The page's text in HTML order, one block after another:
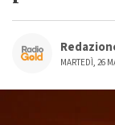
MARTEDÌ, 26